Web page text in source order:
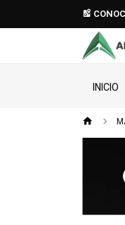
INICIO